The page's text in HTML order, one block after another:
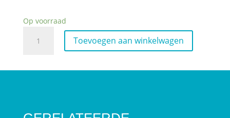
Op voorraad
aantal
Toevoegen aan winkelwagen